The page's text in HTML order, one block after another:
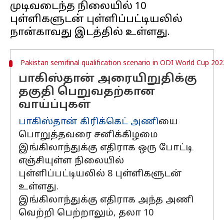
முடிவடைந்த நிலையில் 10
புள்ளிகளுடன் புள்ளிப்பட்டியலில்
Pakistan semifinal qualification scenario in ODI World Cup
பாகிஸ்தான் அரையிறுதிக்கு
தகுதி பெறுவதற்கான
வாய்ப்புகள்
பாகிஸ்தான் கிரிக்கெட் அணியை
பொறுத்தவரை சனிக்கிழமை
இங்கிலாந்துக்கு எதிராக ஒரு போட்டி
எஞ்சியுள்ள நிலையில்
புள்ளிப்பட்டியலில் 8 புள்ளிகளுடன்
உள்ளது.
இங்கிலாந்துக்கு எதிராக அந்த அணி
வெற்றி பெற்றாலும், தலா 10